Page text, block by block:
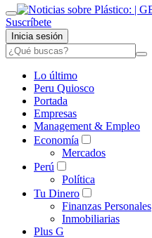
Suscríbete
Inicia sesión
Lo último
Peru Quiosco
Portada
Empresas
Management & Empleo
Economía
Mercados
Perú
Política
Tu Dinero
Finanzas Personales
Inmobiliarias
Plus G